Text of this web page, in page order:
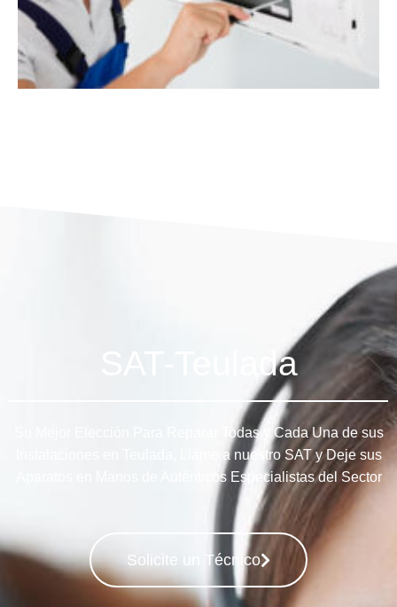
SAT-Teulada
Su Mejor Elección Para Reparar Todas y Cada Una de sus
Instalaciones en Teulada, Llame a nuestro SAT y Deje sus
Aparatos en Manos de Auténticos Especialistas del Sector
Solicite un Técnico